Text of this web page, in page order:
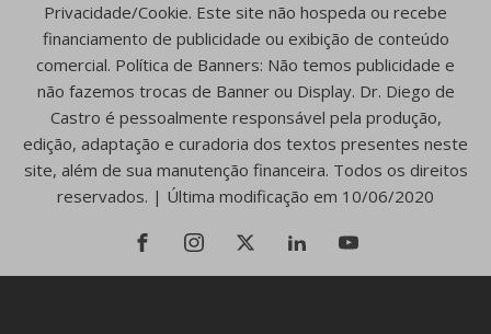
Privacidade/Cookie. Este site não hospeda ou recebe
financiamento de publicidade ou exibição de conteúdo
comercial. Política de Banners: Não temos publicidade e
não fazemos trocas de Banner ou Display. Dr. Diego de
Castro é pessoalmente responsável pela produção,
edição, adaptação e curadoria dos textos presentes neste
site, além de sua manutenção financeira. Todos os direitos
reservados. | Última modificação em 10/06/2020